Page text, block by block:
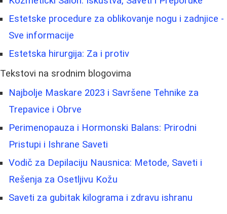
Estetske procedure za oblikovanje nogu i zadnjice -
Sve informacije
Estetska hirurgija: Za i protiv
Tekstovi na srodnim blogovima
Najbolje Maskare 2023 i Savršene Tehnike za
Trepavice i Obrve
Perimenopauza i Hormonski Balans: Prirodni
Pristupi i Ishrane Saveti
Vodič za Depilaciju Nausnica: Metode, Saveti i
Rešenja za Osetljivu Kožu
Saveti za gubitak kilograma i zdravu ishranu